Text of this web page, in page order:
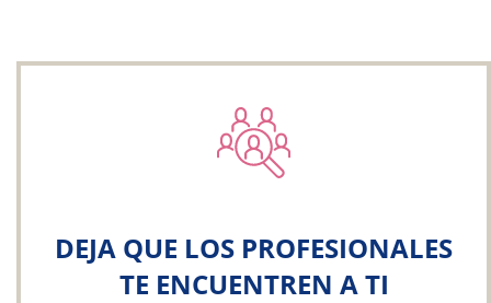
DEJA QUE LOS PROFESIONALES
TE ENCUENTREN A TI